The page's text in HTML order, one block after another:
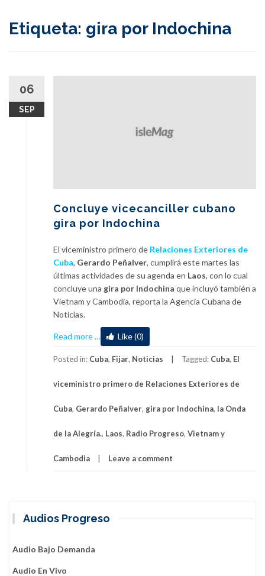
Etiqueta: gira por Indochina
06
SEP
Concluye vicecanciller cubano
gira por Indochina
El viceministro primero de Relaciones Exteriores de
Cuba, Gerardo Peñalver, cumplirá este martes las
últimas actividades de su agenda en Laos, con lo cual
concluye una gira por Indochina que incluyó también a
Vietnam y Cambodia, reporta la Agencia Cubana de
Noticias.
Read more
about
Concluye
vicecanciller
gira
Indochina
… Like (0)
Posted in: Cuba, Fijar, Noticias Tagged: Cuba, El
viceministro primero de Relaciones Exteriores de
Cuba, Gerardo Peñalver, gira por Indochina, la Onda
de la Alegría., Laos, Radio Progreso, Vietnam y
Cambodia Leave a comment
Audios Progreso
Audio Bajo Demanda
Audio En Vivo